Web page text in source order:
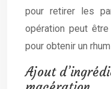
pour retirer les
opération peut
pour obtenir un
Ajout